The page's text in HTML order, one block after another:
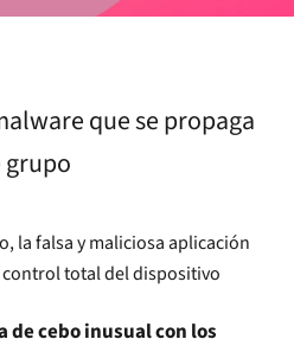
que se propaga
grupo
la falsa y maliciosa aplicación
total del dispositivo
de cebo inusual con los